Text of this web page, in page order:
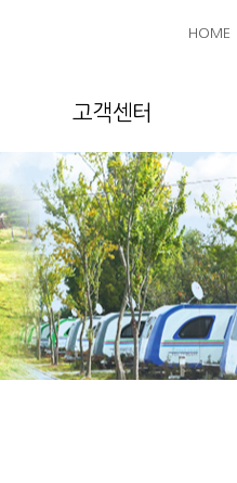
HOME
고객센터